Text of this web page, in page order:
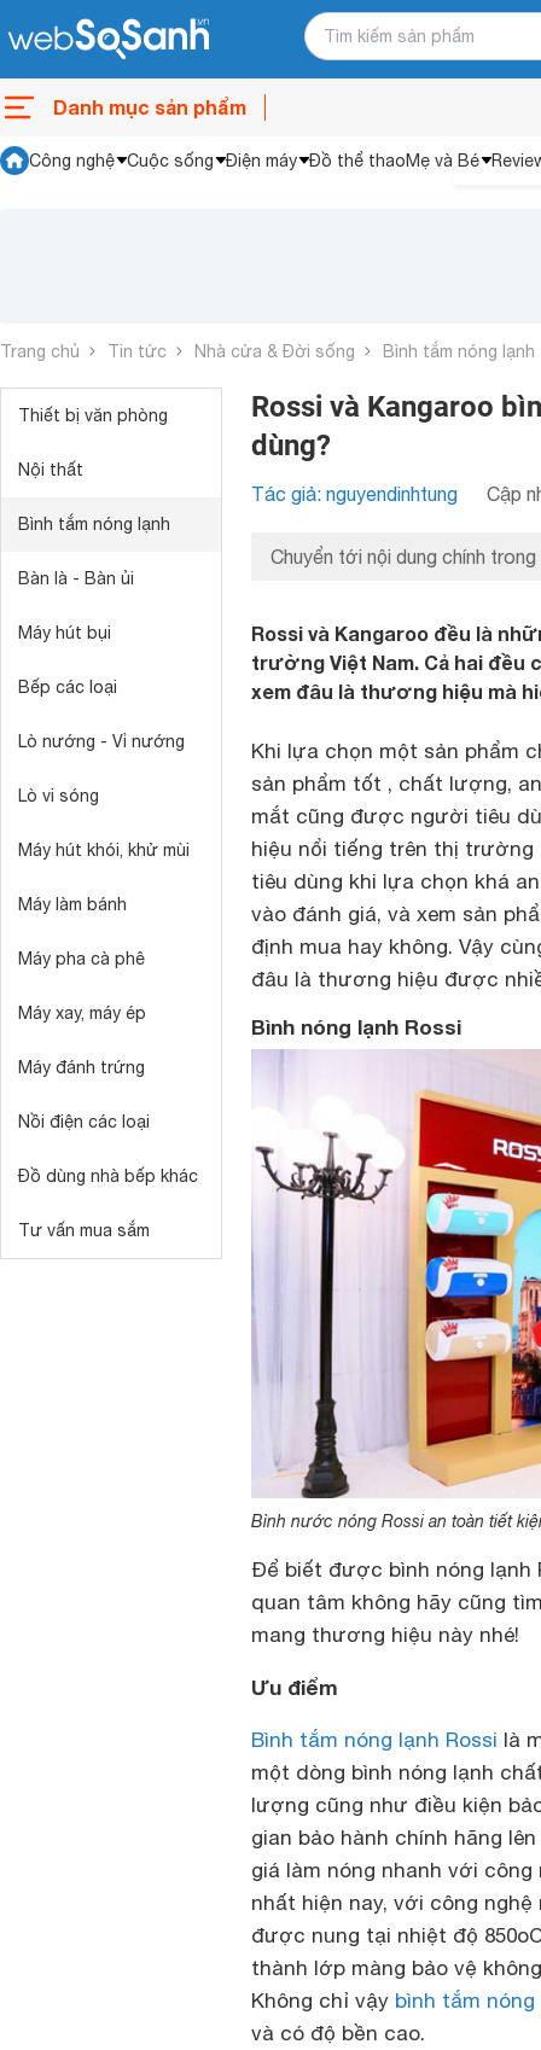
Danh mục sản phẩm
Công nghệ Cuộc sống Điện máy Đồ thể thaoMẹ và Bé
Trang chủ Tin tức Nhà cửa & Đời sống Bình tắm nóng lạnh
Thiết bị văn phòng
Nội thất
Bình tắm nóng lạnh
Bàn là - Bàn ủi
Máy hút bụi
Bếp các loại
Lò nướng - Vỉ nướng
Lò vi sóng
Máy hút khói, khử mùi
Máy làm bánh
Máy pha cà phê
Máy xay, máy ép
Máy đánh trứng
Nồi điện các loại
Đồ dùng nhà bếp khác
Tư vấn mua sắm
Rossi và Kangaroo
dùng?
Tác giả: nguyendinhtung Cập
Chuyển tới nội dung chính trong
Rossi và Kangaroo đều là
trường Việt Nam. Cả hai đều
xem đâu là thương hiệu mà
Khi lựa chọn một sản phẩm
sản phẩm tốt , chất lượng,
mắt cũng được người tiêu
hiệu nổi tiếng trên thị
tiêu dùng khi lựa chọn khá
vào đánh giá, và xem sản
định mua hay không. Vậy
đâu là thương hiệu được
Bình nóng lạnh Rossi
Bình nước nóng Rossi an toàn tiết
Để biết được bình nóng
quan tâm không hãy cũng
mang thương hiệu này nhé!
Ưu điểm
Bình tắm nóng lạnh Rossi là
một dòng bình nóng lạnh
lượng cũng như điều kiện
gian bảo hành chính hãng
giá làm nóng nhanh với
nhất hiện nay, với công
được nung tại nhiệt độ
thành lớp màng bảo vệ
Không chỉ vậy bình tắm nóng
và có độ bền cao.